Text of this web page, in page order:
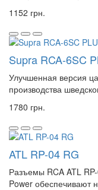
1152 грн.
Supra RCA-6SC
Улучшенная версия
производства
1780 грн.
ATL RP-04 RG
Разъемы RCA ATL
Power обеспечивают